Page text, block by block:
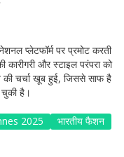
प्लेटफॉर्म पर प्रमोट करती
और स्टाइल परंपरा को
की चर्चा खूब हुई, जिससे साफ है
है।
2025 भारतीय फैशन